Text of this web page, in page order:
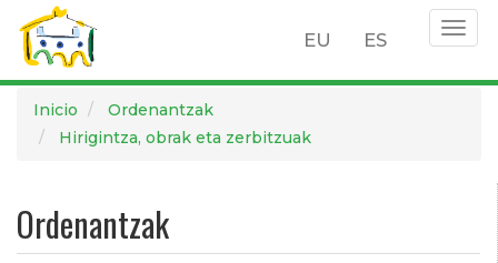
contenido
EU ES
Inicio
Ordenantzak
Hirigintza, obrak eta zerbitzuak
Ordenantzak